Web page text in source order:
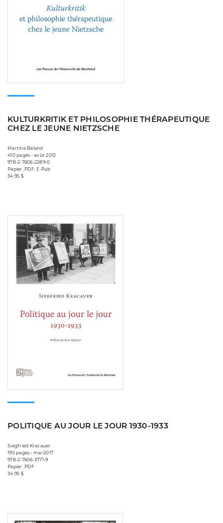
KULTURKRITIK ET PHILOSOPHIE THÉRAPEUTIQUE
CHEZ LE JEUNE NIETZSCHE
Martine Béland
410 pages • août 2012
978-2-7606-2289-0
Papier, PDF, E-Pub
34,95 $
POLITIQUE AU JOUR LE JOUR 1930-1933
Siegfried Kracauer
190 pages • mai 2017
978-2-7606-3771-9
Papier, PDF
34,95 $